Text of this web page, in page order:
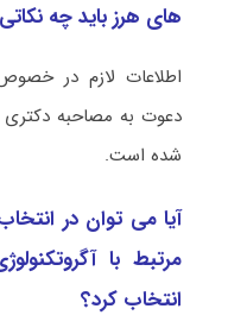
‌های هرز باید چه
اطلاعات لازم در
دعوت به مصاحبه دکتری
شده است.
آیا می توان در
مرتبط با
انتخاب کرد؟